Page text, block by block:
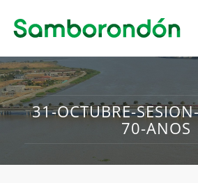
31-OCTUBRE-
70-ANOS